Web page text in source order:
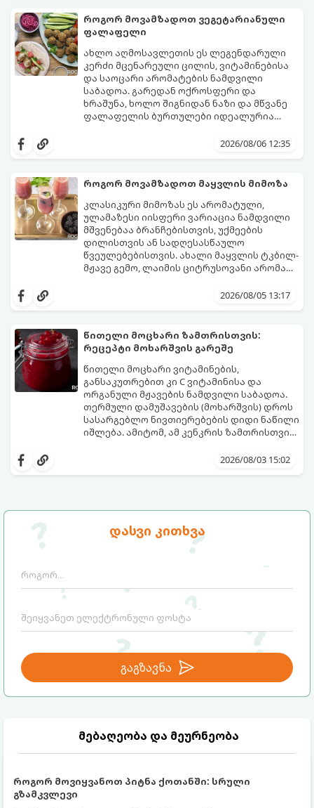
დასვი კითხვა
გაგზავნა
მებაღეობა და მეურნეობა
როგორ მოვიყვანოთ პიტნა ქოთანში: სრული
გზამკვლევი
როგორ მოვამზადოთ ვეგეტარიანული
ფალაფელი
ახლო აღმოსავლეთის ეს ლეგენდარული
კერძი მცენარეული ცილის, ვიტამინებისა
და საოცარი არომატების ნამდვილი
საბადოა. გარედან ოქროსფერი და
ხრაშუნა, ხოლო შიგნიდან ნაზი და მწვანე
ფალაფელის ბურთულები იდეალურია
სალათებთან ერთად ან ტახინის (სესამის)
მდგომარეობს, რომ გამოიყენება
შეწვისას ფორმა იდეალურად შეინარჩუნოს
და არ დაიშალოს.
მომზადების დრო: 20 წუთი (დამატებით
მუხუდოს ჩალბობის დრო: 12-24 საათი)
შეწვის დრო: 10–15 წუთი ულუფა: 20–24 ცალი
ბურთულა (4–6 პორცია)
2026/08/06 12:35
როგორ მოვამზადოთ მაყვლის მიმოზა
კლასიკური მიმოზას ეს არომატული,
ულამაზესი იისფერი ვარიაცია ნამდვილი
მშვენებაა ბრანჩებისთვის, უქმეების
დილისთვის ან სადღესასწაულო
წვეულებებისთვის. ახალი მაყვლის ტკბილ-
მჟავე გემო, ლაიმის ციტრუსოვანი არომატი
საოცრად დახვეწილ და მაგრილებელ
და მის მომზადებას მინიმალური
პორცია
2026/08/05 13:17
წითელი მოცხარი ზამთრისთვის:
რეცეპტი მოხარშვის გარეშე
წითელი მოცხარი ვიტამინების,
განსაკუთრებით კი C ვიტამინისა და
ორგანული მჟავების ნამდვილი საბადოა.
თერმული დამუშავების (მოხარშვის) დროს
სასარგებლო ნივთიერებების დიდი ნაწილი
იშლება. ამიტომ, ამ კენკრის ზამთრისთვის
მომზადებაა - მოხარშვის გარეშე.
ბუნებრივ, კაშკაშა გემოს, არომატს და
2026/08/03 15:02